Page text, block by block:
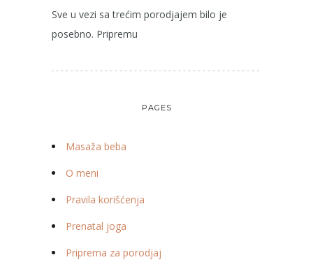
Sve u vezi sa trećim porodjajem bilo je
posebno. Pripremu
PAGES
Masaža beba
O meni
Pravila korišćenja
Prenatal joga
Priprema za porodjaj